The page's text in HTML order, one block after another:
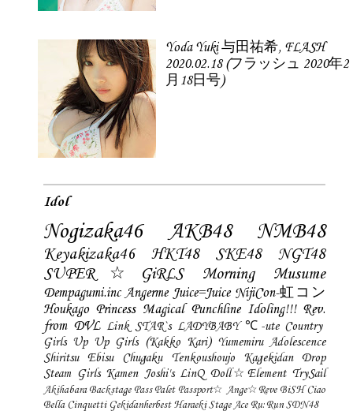
Yoda Yuki 与田祐希, FLASH
2020.02.18 (フラッシュ 2020年2
月18日号)
Idol
Nogizaka46 AKB48 NMB48
Keyakizaka46 HKT48 SKE48
NGT48
SUPER☆GiRLS
Morning Musume
Dempagumi.inc Angerme Juice=Juice NijiCon-虹コン
Houkago Princess Magical Punchline Idoling!!! Rev.
from DVL Link STAR`s LADYBABY ℃-ute Country
Girls Up Up Girls (Kakko Kari) Yumemiru Adolescence
Shiritsu Ebisu Chugaku
Tenkoushoujo Kagekidan
Drop
Steam Girls Kamen Joshi's LinQ Doll☆Element TrySail
Akihabara Backstage Pass Palet Passport☆ Ange☆Reve BiSH Ciao
Bella Cinquetti Gekidanherbest Haraeki Stage Ace Ru:Run SDN48